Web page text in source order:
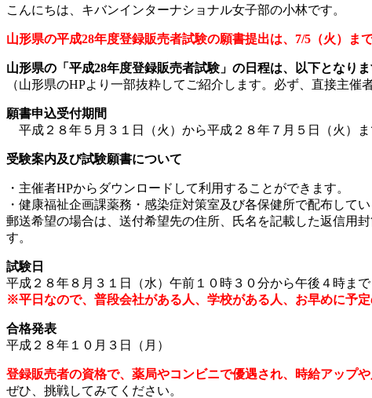
こんにちは、キバンインターナショナル女子部の小林です。
山形県の平成28年度登録販売者試験の願書提出は、7/5（火）ま
山形県の「平成28年度登録販売者試験」の日程は、以下となり
（山形県のHPより一部抜粋してご紹介します。必ず、直接主
願書申込受付期間
平成２８年５月３１日（火）から平成２８年７月５日（火）
受験案内及び試験願書について
・主催者HPからダウンロードして利用することができます。
・健康福祉企画課薬務・感染症対策室及び各保健所で配布してい
郵送希望の場合は、送付希望先の住所、氏名を記載した返信用
す。
試験日
平成２８年８月３１日（水）午前１０時３０分から午後４時ま
※平日なので、普段会社がある人、学校がある人、お早めに予定
合格発表
平成２８年１０月３日（月）
登録販売者の資格で、薬局やコンビニで優遇され、時給アップ
ぜひ、挑戦してみてください。